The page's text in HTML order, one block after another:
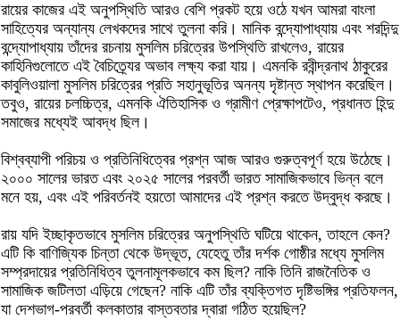
রায়ের কাজের এই অনুপস্থিতি আরও বেশি প্রকট হয়ে ওঠে যখন আমরা বাংলা
সাহিত্যের অন্যান্য লেখকদের সাথে তুলনা করি। মানিক বন্দ্যোপাধ্যায় এবং শরদিন্দু
বন্দ্যোপাধ্যায় তাঁদের রচনায় মুসলিম চরিত্রের উপস্থিতি রাখলেও, রায়ের
কাহিনিগুলোতে এই বৈচিত্র্যের অভাব লক্ষ্য করা যায়। এমনকি রবীন্দ্রনাথ ঠাকুরের
কাবুলিওয়ালা মুসলিম চরিত্রের প্রতি সহানুভূতির অনন্য দৃষ্টান্ত স্থাপন করেছিল।
তবুও, রায়ের চলচ্চিত্র, এমনকি ঐতিহাসিক ও গ্রামীণ প্রেক্ষাপটেও, প্রধানত হিন্দু
সমাজের মধ্যেই আবদ্ধ ছিল।
বিশ্বব্যাপী পরিচয় ও প্রতিনিধিত্বের প্রশ্ন আজ আরও গুরুত্বপূর্ণ হয়ে উঠেছে।
২০০০ সালের ভারত এবং ২০২৫ সালের পরবর্তী ভারত সামাজিকভাবে ভিন্ন বলে
মনে হয়, এবং এই পরিবর্তনই হয়তো আমাদের এই প্রশ্ন করতে উদ্বুদ্ধ করছে।
রায় যদি ইচ্ছাকৃতভাবে মুসলিম চরিত্রের অনুপস্থিতি ঘটিয়ে থাকেন, তাহলে কেন?
এটি কি বাণিজ্যিক চিন্তা থেকে উদ্ভূত, যেহেতু তাঁর দর্শক গোষ্ঠীর মধ্যে মুসলিম
সম্প্রদায়ের প্রতিনিধিত্ব তুলনামূলকভাবে কম ছিল? নাকি তিনি রাজনৈতিক ও
সামাজিক জটিলতা এড়িয়ে গেছেন? নাকি এটি তাঁর ব্যক্তিগত দৃষ্টিভঙ্গির প্রতিফলন,
যা দেশভাগ-পরবর্তী কলকাতার বাস্তবতার দ্বারা গঠিত হয়েছিল?